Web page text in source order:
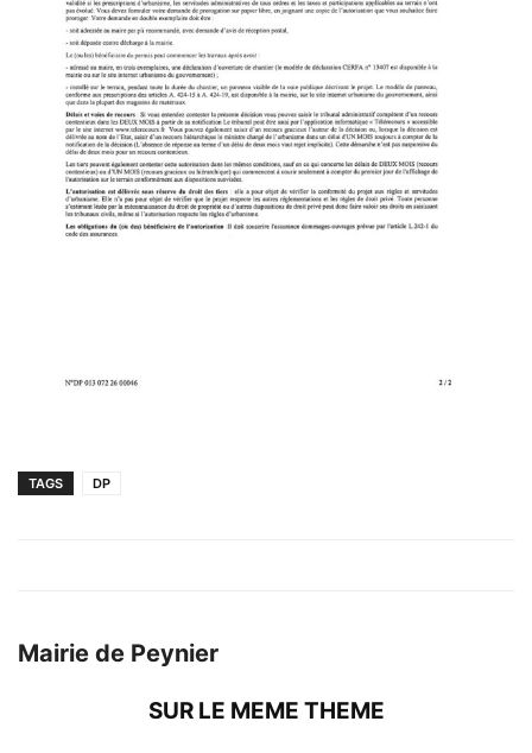
TAGS DP
Mairie de Peynier
SUR LE MEME THEME